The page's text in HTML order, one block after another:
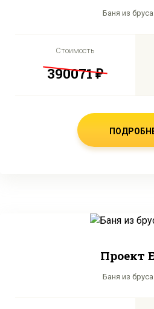
Баня из
Стоимость
390071 ₽
Проект
Баня из